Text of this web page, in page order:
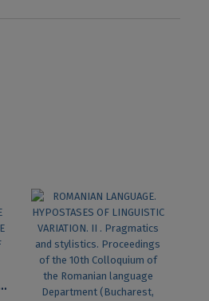
SYNTAX AND THE SEMANTIC TYPOLOGY OF THE NOMINAL PHRASE